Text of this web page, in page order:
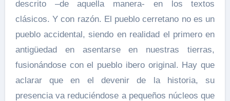
descrito –de aquella manera- en los textos
clásicos. Y con razón. El pueblo cerretano no es un
pueblo accidental, siendo en realidad el primero en
antigüedad en asentarse en nuestras tierras,
fusionándose con el pueblo ibero original. Hay que
aclarar que en el devenir de la historia, su
presencia va reduciéndose a pequeños núcleos que